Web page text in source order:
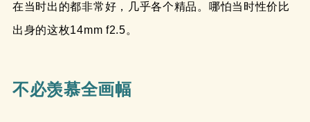
在当时出的都非常好，几乎各个精品。哪怕当时性价比
出身的这枚14mm f2.5。
不必羡慕全画幅